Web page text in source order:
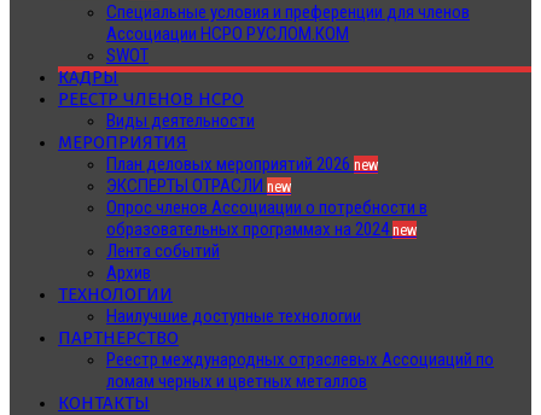
Специальные условия и преференции для членов
Ассоциации НСРО РУСЛОМ.КОМ
SWOT
КАДРЫ
РЕЕСТР ЧЛЕНОВ НСРО
Виды деятельности
МЕРОПРИЯТИЯ
План деловых мероприятий 2026 new
ЭКСПЕРТЫ ОТРАСЛИ new
Опрос членов Ассоциации о потребности в
образовательных программах на 2024new
Лента событий
Архив
ТЕХНОЛОГИИ
Наилучшие доступные технологии
ПАРТНЕРСТВО
Реестр международных отраслевых Ассоциаций по
ломам черных и цветных металлов
КОНТАКТЫ